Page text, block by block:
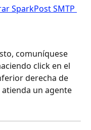
SparkPost SMTP
comuníquese
click en el
derecha de
un agente